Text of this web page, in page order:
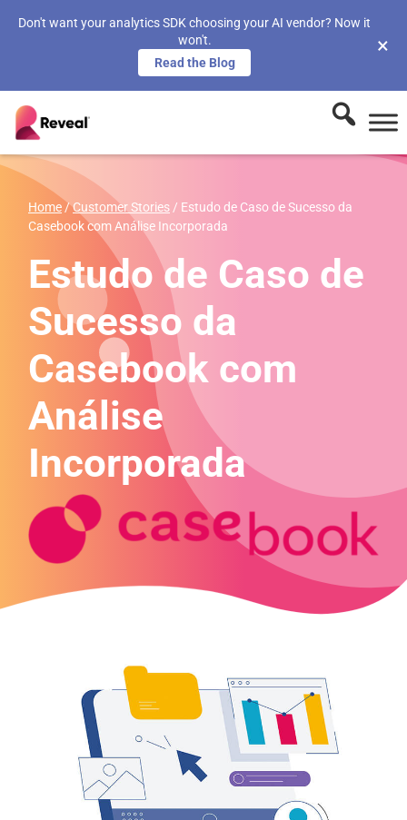
Don't want your analytics SDK choosing your AI vendor? Now it
won't.
Read the Blog
×
Home /Customer Stories / Estudo de Caso de Sucesso da
Casebook com Análise Incorporada
Estudo de Caso de
Sucesso da
Casebook com
Análise
Incorporada